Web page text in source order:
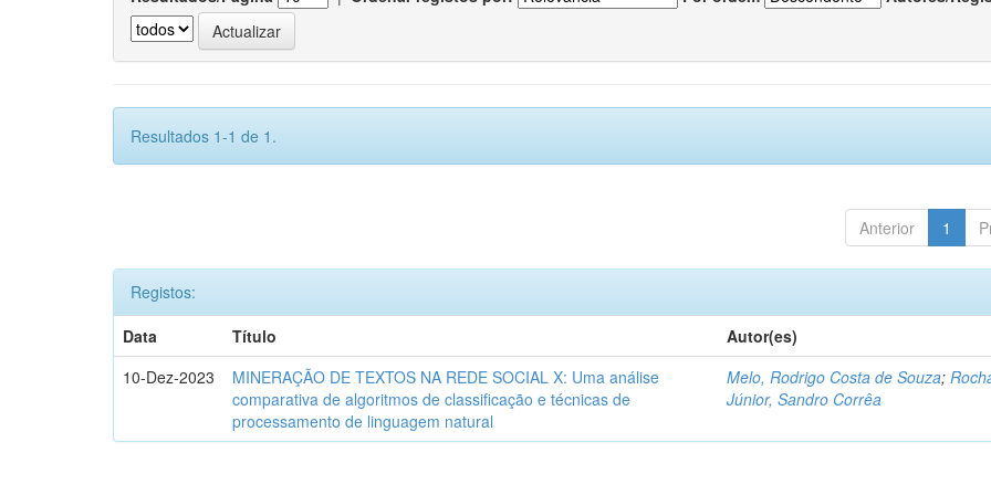
Resultados 1-1 de 1.
Anterior 1
Registos:
Data
Título
Autor(es)
10-Dez-2023
MINERAÇÃO DE TEXTOS NA REDE SOCIAL X: Uma análise
comparativa de algoritmos de classificação e técnicas de
processamento de linguagem natural
Melo, Rodrigo Costa de Souza;
Júnior, Sandro Corrêa